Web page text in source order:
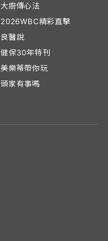
大廚傳心法
2026WBC精彩直擊
良醫說
健保30年特刊
美樂蒂帶你玩
頭家有事嗎